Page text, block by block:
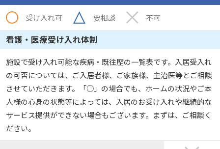
受け入れ可 要相談 不可
看護・医療受け入れ体制
施設で受け入れ可能な疾病・既往歴の一覧表です。入居受入れ
の可否については、ご入居者様、ご家族様、主治医等とご相談
させていただきます。「○」の場合でも、ホームの状況やご本
人様の心身の状態等によっては、入居のお受け入れや継続的な
サービス提供ができない場合もございます。まずは、ご相談く
ださい。